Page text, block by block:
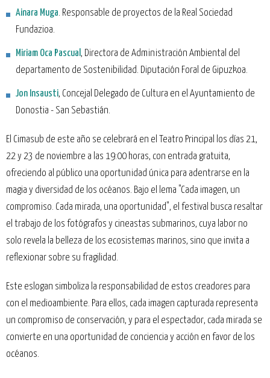
Ainara Muga. Responsable de proyectos de la Real Sociedad
Fundazioa.
Miriam Oca Pascual , Directora de Administración Ambiental del
departamento de Sostenibilidad. Diputación Foral de Gipuzkoa.
Jon Insausti, Concejal Delegado de Cultura en el Ayuntamiento de
Donostia - San Sebastián.
El Cimasub de este año se celebrará en el Teatro Principal los días 21,
22 y 23 de noviembre a las 19:00 horas, con entrada gratuita,
ofreciendo al público una oportunidad única para adentrarse en la
magia y diversidad de los océanos. Bajo el lema "Cada imagen, un
compromiso. Cada mirada, una oportunidad", el festival busca resaltar
el trabajo de los fotógrafos y cineastas submarinos, cuya labor no
solo revela la belleza de los ecosistemas marinos, sino que invita a
reflexionar sobre su fragilidad.
Este eslogan simboliza la responsabilidad de estos creadores para
con el medioambiente. Para ellos, cada imagen capturada representa
un compromiso de conservación, y para el espectador, cada mirada se
convierte en una oportunidad de conciencia y acción en favor de los
océanos.